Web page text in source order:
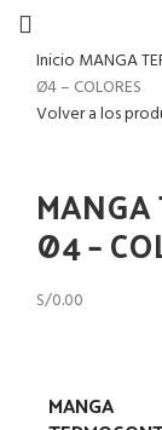
Inicio MANGA
Ø4 – COLORES
Volver a los
Ø4 –
S/0.00
MANGA